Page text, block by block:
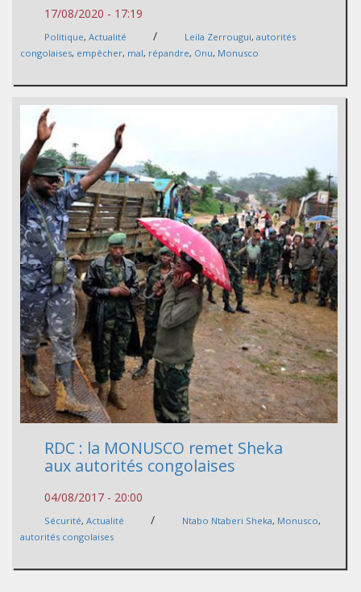
17/08/2020 - 17:19
Politique, Actualité / Leila Zerrougui, autorités
congolaises, empêcher, mal, répandre, Onu, Monusco
RDC : la MONUSCO remet Sheka
aux autorités congolaises
04/08/2017 - 20:00
Sécurité, Actualité / Ntabo Ntaberi Sheka, Monusco,
autorités congolaises